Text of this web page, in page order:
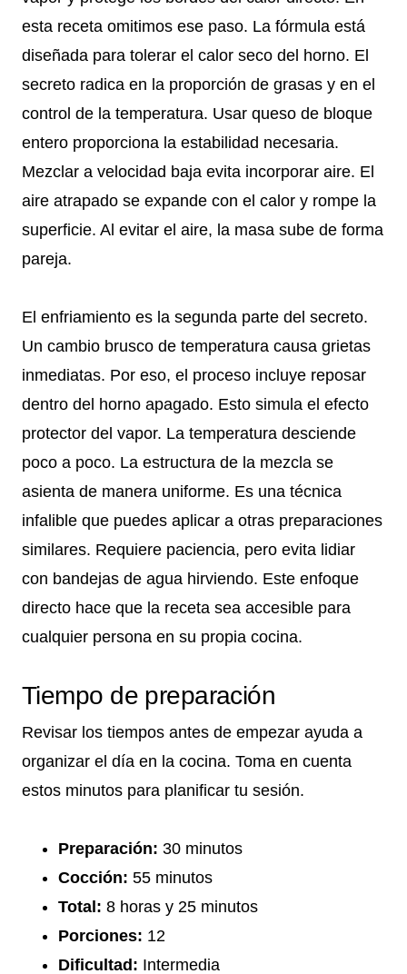
esta receta omitimos ese paso. La fórmula está
diseñada para tolerar el calor seco del horno. El
secreto radica en la proporción de grasas y en el
control de la temperatura. Usar queso de bloque
entero proporciona la estabilidad necesaria.
Mezclar a velocidad baja evita incorporar aire. El
aire atrapado se expande con el calor y rompe la
superficie. Al evitar el aire, la masa sube de forma
pareja.
El enfriamiento es la segunda parte del secreto.
Un cambio brusco de temperatura causa grietas
inmediatas. Por eso, el proceso incluye reposar
dentro del horno apagado. Esto simula el efecto
protector del vapor. La temperatura desciende
poco a poco. La estructura de la mezcla se
asienta de manera uniforme. Es una técnica
infalible que puedes aplicar a otras preparaciones
similares. Requiere paciencia, pero evita lidiar
con bandejas de agua hirviendo. Este enfoque
directo hace que la receta sea accesible para
cualquier persona en su propia cocina.
Tiempo de preparación
Revisar los tiempos antes de empezar ayuda a
organizar el día en la cocina. Toma en cuenta
estos minutos para planificar tu sesión.
Preparación: 30 minutos
Cocción: 55 minutos
Total: 8 horas y 25 minutos
Porciones: 12
Dificultad: Intermedia